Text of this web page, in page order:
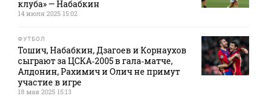
клуба» — Набабкин
14 июля 2025 15:02
ФУТБОЛ
Тошич, Набабкин, Дзагоев и Корнаухов
сыграют за ЦСКА‑2005 в гала‑матче,
Алдонин, Рахимич и Олич не примут
участие в игре
18 мая 2025 15:13